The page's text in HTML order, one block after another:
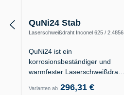
QuNi24 Stab
Laserschweißdraht Inconel 625 / 2.4856
QuNi24 ist ein
korrosionsbeständiger und
warmfester Laserschweißdraht
Varianten ab 296,31 €